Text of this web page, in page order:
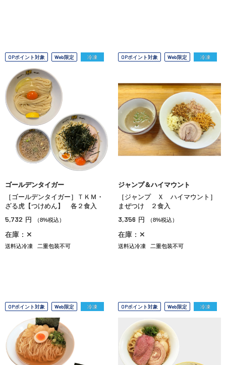
OPポイント対象 Web限定 冷凍
ゴールデンタイガー
［ゴールデンタイガー］ＴＫＭ・
ざる虎【つけめん】 各２食入
5,732 円 （8%税込）
在庫：✕
送料込冷凍 二重包装不可
OPポイント対象 Web限定 冷凍
ジャンプ＆ハイマウント
［ジャンプ Ｘ ハイマウント］
まぜつけ ２食入
3,356 円 （8%税込）
在庫：✕
送料込冷凍 二重包装不可
OPポイント対象 Web限定 冷凍 OPポイント対象 Web限定 冷凍